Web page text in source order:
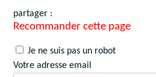
partager :
Recommander cette page
Je ne suis pas un robot
Votre adresse email